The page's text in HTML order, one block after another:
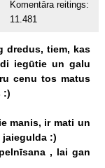
Komentāra reitings:
11.481
dredus, tiem, kas
iegūtie un galu
cenu tos matus
:)
manis, ir mati un
jaiegulda :)
pelnīsana , lai gan